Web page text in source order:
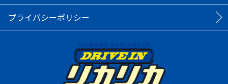
プライバシーポリシー